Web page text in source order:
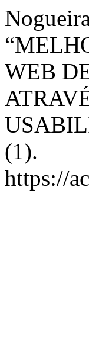
WEB
(1).
https://